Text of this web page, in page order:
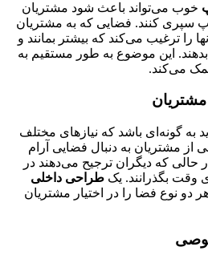
خوب می‌تواند باعث شود مشتریان
سپری کنند. فضایی که به مشتریان
را ترغیب می‌کند که بیشتر بمانند و
این موضوع به طور مستقیم به
می‌کند.
به گونه‌ای باشد که نیازهای مختلف
از مشتریان به دنبال فضایی آرام
حالی که دیگران ترجیح می‌دهند در
وقت بگذرانند. یک طراحی داخلی
هر دو نوع فضا را در اختیار مشتریان